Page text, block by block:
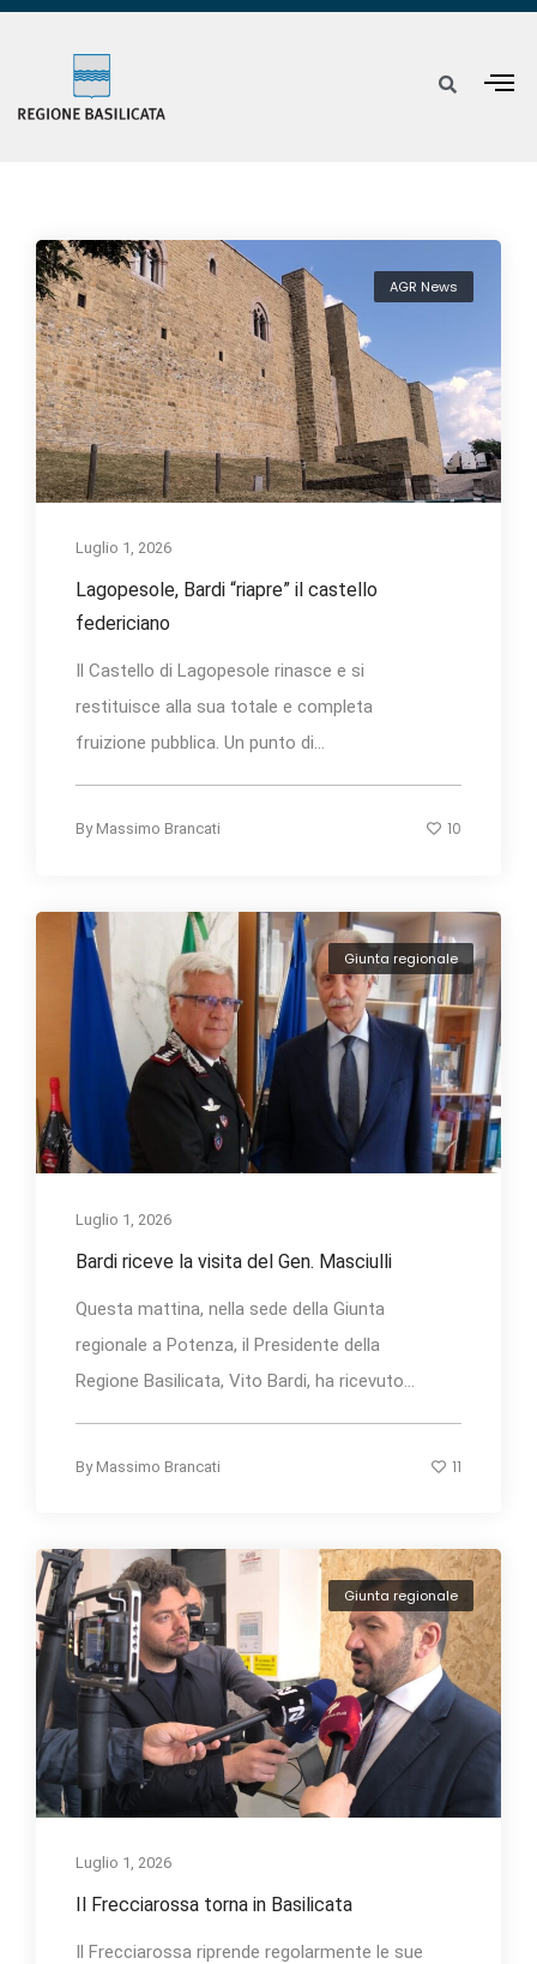
AGR News
Luglio 1, 2026
Lagopesole, Bardi “riapre” il castello
federiciano
Il Castello di Lagopesole rinasce e si
restituisce alla sua totale e completa
fruizione pubblica. Un punto di...
By Massimo Brancati 10
Giunta regionale
Luglio 1, 2026
Bardi riceve la visita del Gen. Masciulli
Questa mattina, nella sede della Giunta
regionale a Potenza, il Presidente della
Regione Basilicata, Vito Bardi, ha ricevuto...
By Massimo Brancati 11
Giunta regionale
Luglio 1, 2026
Il Frecciarossa torna in Basilicata
Il Frecciarossa riprende regolarmente le sue